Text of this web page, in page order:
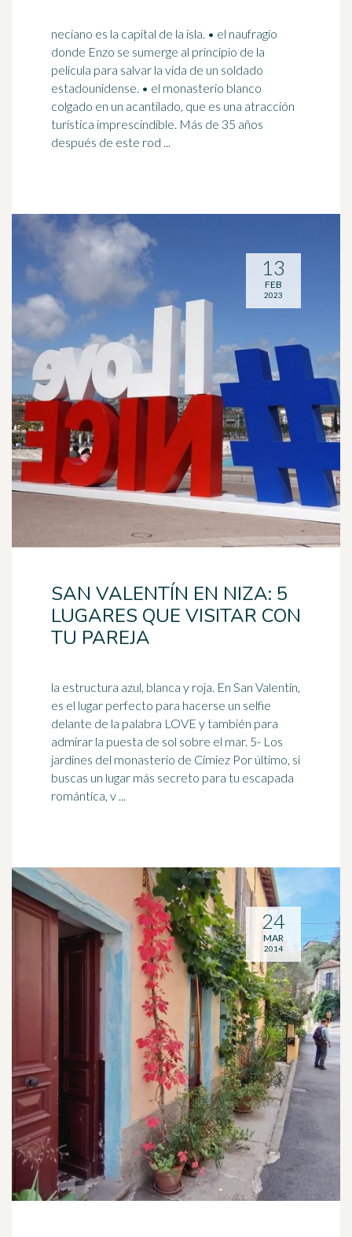
neciano es la capital de la isla. • el naufragio
donde Enzo se sumerge al principio de la
película para salvar la vida de un soldado
estadounidense. • el monasterio blanco
colgado en un acantilado, que es una atracción
turística imprescindible. Más de 35 años
después de este rod ...
SAN VALENTÍN EN NIZA: 5
LUGARES QUE VISITAR CON
TU PAREJA
la estructura azul, blanca y roja. En San Valentín,
es el lugar perfecto para hacerse un selfie
delante de la palabra LOVE y también para
admirar la puesta de sol sobre el mar. 5- Los
jardines del monasterio de Cimiez Por último, si
buscas un lugar más secreto para tu escapada
romántica, v ...
13
FEB
2023
24
MAR
2014